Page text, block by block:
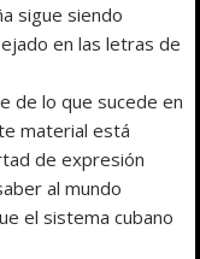
sigue siendo
en las letras de
de lo que sucede en
material está
de expresión
al mundo
el sistema cubano